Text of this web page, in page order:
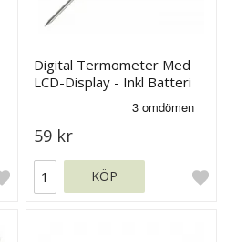
Digital Termometer Med
LCD-Display - Inkl Batteri
59 kr
KÖP